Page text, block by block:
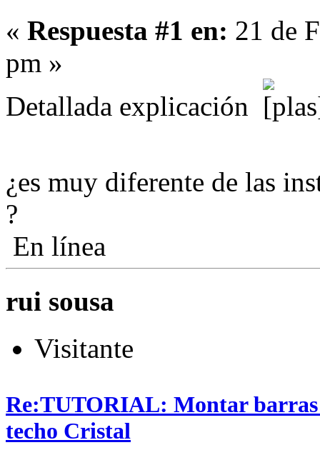
« Respuesta #1 en: 21 de
pm »
Detallada explicación
¿es muy diferente de las
?
En línea
rui sousa
Visitante
Re:TUTORIAL: Montar
techo Cristal